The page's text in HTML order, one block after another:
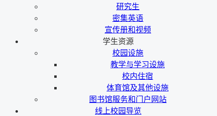
研究生
密集英语
宣传册和视频
学生资源
校园设施
教学与学习设施
校内住宿
体育馆及其他设施
图书馆服务和门户网站
线上校园导览